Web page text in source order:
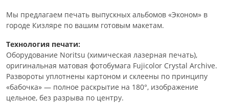
Мы предлагаем печать выпускных альбомов «Эконом» в
городе Кизляре по вашим готовым макетам.
Технология печати:
Оборудование Noritsu (химическая лазерная печать),
оригинальная матовая фотобумага Fujicolor Crystal Archive.
Развороты уплотнены картоном и склеены по принципу
«бабочка» — полное раскрытие на 180°, изображение
цельное, без разрыва по центру.